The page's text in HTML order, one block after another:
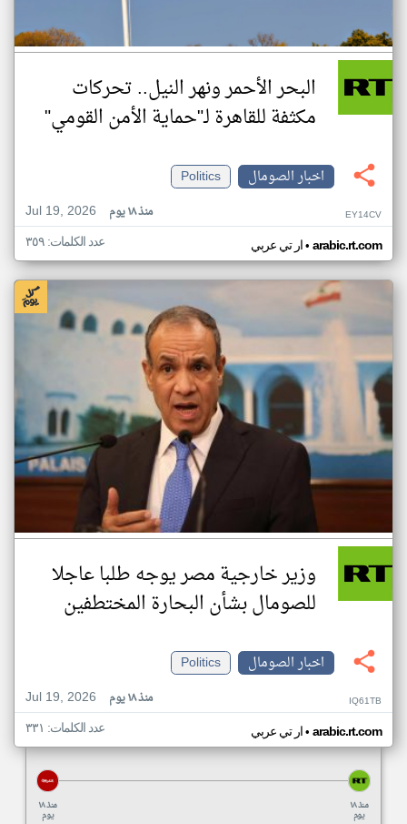
البحر الأحمر ونهر النيل.. تحركات
مكثفة للقاهرة لـ"حماية الأمن القومي"
اخبار الصومال
Politics
Jul 19, 2026
منذ ١٨ يوم EY14CV
ار تي عربي• arabic.rt.com عدد الكلمات: ٣٥٩
وزير خارجية مصر يوجه طلبا عاجلا
للصومال بشأن البحارة المختطفين
اخبار الصومال
Politics
Jul 19, 2026
منذ ١٨ يوم IQ61TB
ار تي عربي• arabic.rt.com عدد الكلمات: ٣٣١
منذ ١٨
يوم
منذ ١٨
يوم